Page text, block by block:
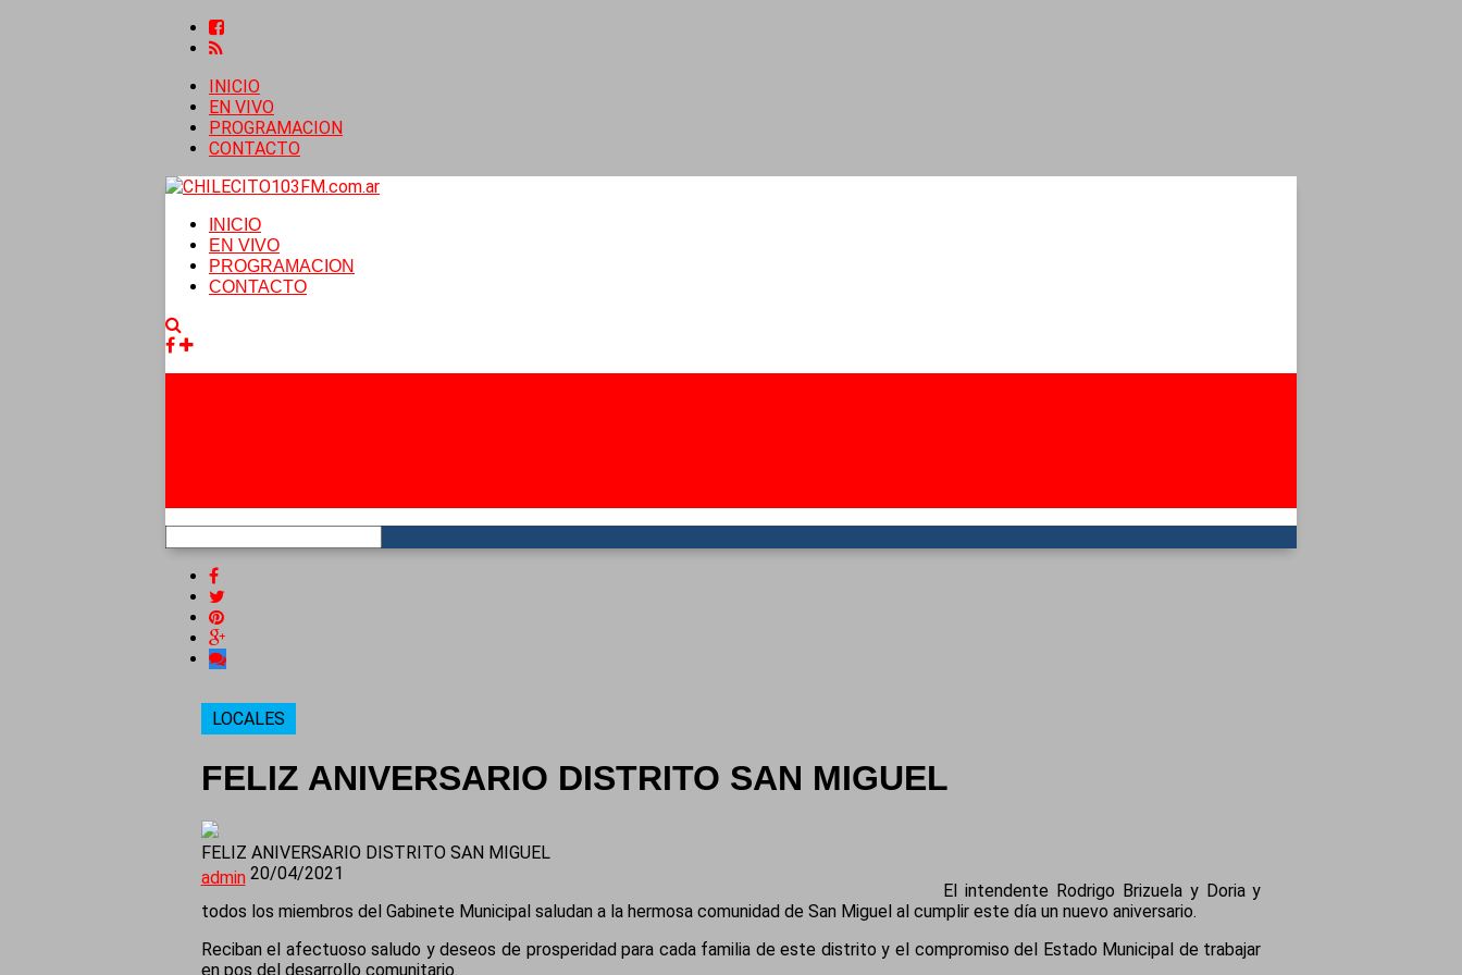
INICIO
EN VIVO
PROGRAMACION
CONTACTO
INICIO
EN VIVO
PROGRAMACION
CONTACTO
LOCALES
FELIZ ANIVERSARIO DISTRITO SAN MIGUEL
FELIZ ANIVERSARIO DISTRITO SAN MIGUEL
admin 20/04/2021
El intendente Rodrigo Brizuela y Doria y
todos los miembros del Gabinete Municipal saludan a la hermosa comunidad de San Miguel al cumplir este día un nuevo aniversario.
Reciban el afectuoso saludo y deseos de prosperidad para cada familia de este distrito y el compromiso del Estado Municipal de trabajar
en pos del desarrollo comunitario.